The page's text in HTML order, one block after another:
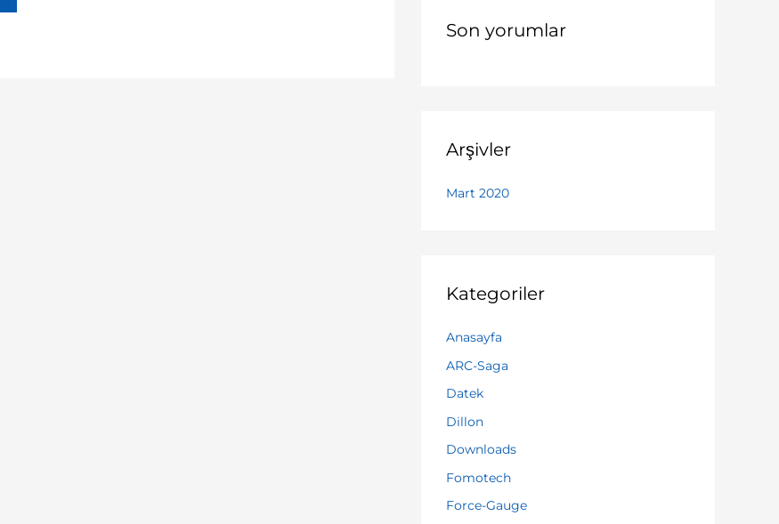
Son yorumlar
Arşivler
Mart 2020
Kategoriler
Anasayfa
ARC-Saga
Datek
Dillon
Downloads
Fomotech
Force-Gauge